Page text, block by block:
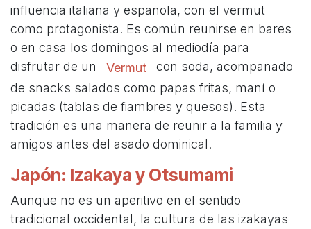
influencia italiana y española, con el vermut
como protagonista. Es común reunirse en bares
o en casa los domingos al mediodía para
disfrutar de un
Vermut
con soda, acompañado
de snacks salados como papas fritas, maní o
picadas (tablas de fiambres y quesos). Esta
tradición es una manera de reunir a la familia y
amigos antes del asado dominical.
Japón: Izakaya y Otsumami
Aunque no es un aperitivo en el sentido
tradicional occidental, la cultura de las izakayas